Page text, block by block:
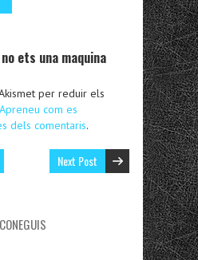
ets una maquina
per reduir els
Apreneu com es
dels comentaris.
Next Post